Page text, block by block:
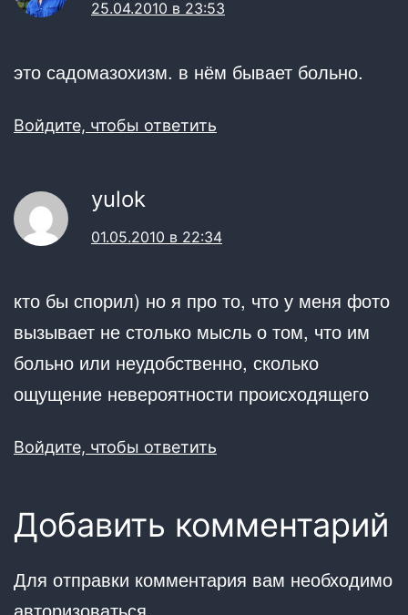
25.04.2010 в 23:53
это садомазохизм. в нём бывает больно.
Войдите, чтобы ответить
yulok
01.05.2010 в 22:34
кто бы спорил) но я про то, что у меня фото
вызывает не столько мысль о том, что им
больно или неудобственно, сколько
ощущение невероятности происходящего
Войдите, чтобы ответить
Добавить комментарий
Для отправки комментария вам необходимо
авторизоваться.